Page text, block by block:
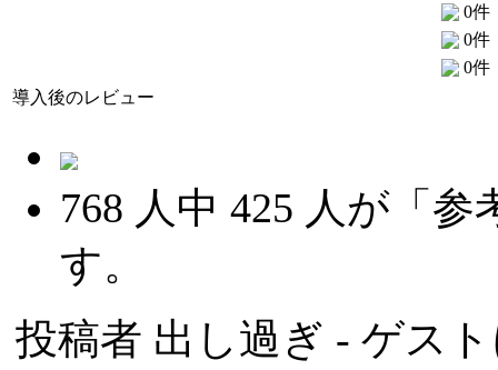
0件
0件
0件
導入後のレビュー
768 人中 425 人が「参
す。
投稿者 出し過ぎ - ゲス